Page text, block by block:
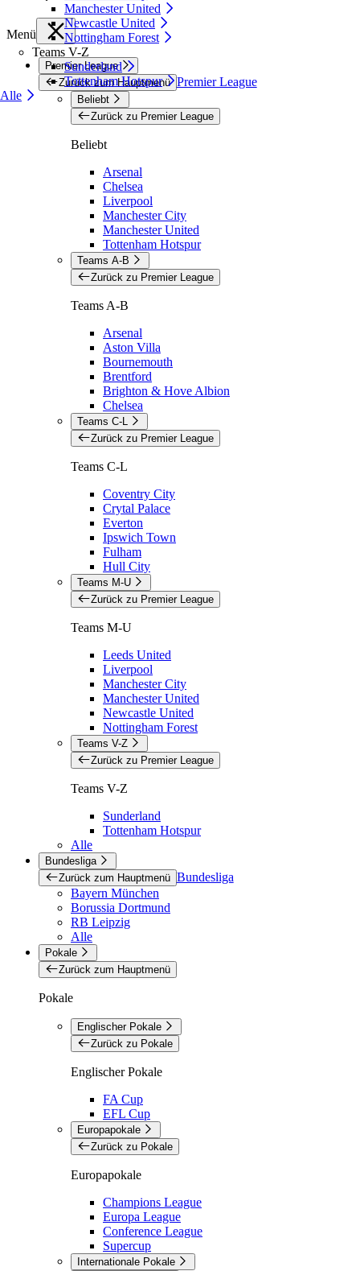
Manchester United
Newcastle United
Nottingham Forest
Teams V-Z
Sunderland
Tottenham Hotspur
Alle
Menü
Premier League
Zurück zum Hauptmenü Premier League
Beliebt
Zurück zu Premier League
Beliebt
Arsenal
Chelsea
Liverpool
Manchester City
Manchester United
Tottenham Hotspur
Teams A-B
Zurück zu Premier League
Teams A-B
Arsenal
Aston Villa
Bournemouth
Brentford
Brighton & Hove Albion
Chelsea
Teams C-L
Zurück zu Premier League
Teams C-L
Coventry City
Crytal Palace
Everton
Ipswich Town
Fulham
Hull City
Teams M-U
Zurück zu Premier League
Teams M-U
Leeds United
Liverpool
Manchester City
Manchester United
Newcastle United
Nottingham Forest
Teams V-Z
Zurück zu Premier League
Teams V-Z
Sunderland
Tottenham Hotspur
Alle
Bundesliga
Zurück zum Hauptmenü Bundesliga
Bayern München
Borussia Dortmund
RB Leipzig
Alle
Pokale
Zurück zum Hauptmenü
Pokale
Englischer Pokale
Zurück zu Pokale
Englischer Pokale
FA Cup
EFL Cup
Europapokale
Zurück zu Pokale
Europapokale
Champions League
Europa League
Conference League
Supercup
Internationale Pokale